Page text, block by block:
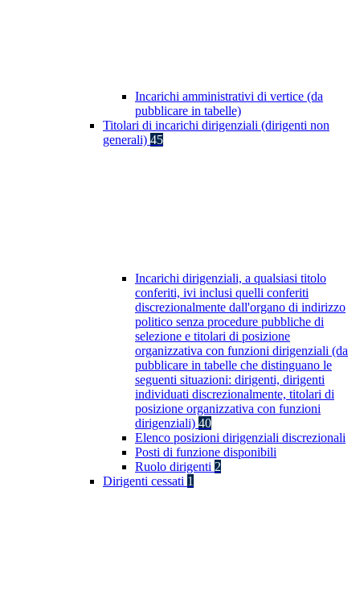
Incarichi amministrativi di vertice (da
pubblicare in tabelle)
Titolari di incarichi dirigenziali (dirigenti non
generali) 45
Incarichi dirigenziali, a qualsiasi titolo
conferiti, ivi inclusi quelli conferiti
discrezionalmente dall'organo di indirizzo
politico senza procedure pubbliche di
selezione e titolari di posizione
organizzativa con funzioni dirigenziali (da
pubblicare in tabelle che distinguano le
seguenti situazioni: dirigenti, dirigenti
individuati discrezionalmente, titolari di
posizione organizzativa con funzioni
dirigenziali) 40
Elenco posizioni dirigenziali discrezionali
Posti di funzione disponibili
Ruolo dirigenti 2
Dirigenti cessati 1